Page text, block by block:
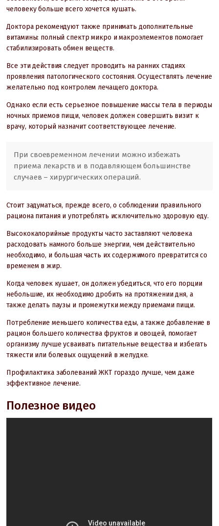
человеку больше всего хочется кушать.
Доктора рекомендуют также принимать дополнительные
витамины: полный спектр микро и макроэлементов помогает
стабилизировать обмен веществ.
Все эти действия следует проводить на ранних стадиях
проявления патологического состояния. Осуществлять лечение
желательно под контролем лечащего доктора.
Однако если есть серьезное повышение массы тела в периоды
ночных приемов пищи, человек должен совершить визит к
врачу, который назначит соответствующее лечение.
При своевременном лечении можно избежать
приема лекарств и в подавляющем большинстве
случаев – хирургических операций.
Стоит задуматься, прежде всего, о соблюдении правильного
рациона питания и употреблять исключительно здоровую еду.
Высококалорийные продукты часто заставляют человека
расходовать намного больше энергии, чем действительно
необходимо, и большая часть их содержимого превратится со
временем в жир.
Когда человек кушает, он должен убедиться, что его порции
небольшие, их необходимо дробить на протяжении дня, а
также делать паузы и промежутки между приемами пищи.
Потребление меньшего количества еды, а также добавление в
рацион большего количества фруктов и овощей, помогает
организму лучше усваивать питательные вещества и избегать
тяжести или болевых ощущений в желудке.
Профилактика заболеваний ЖКТ гораздо лучше, чем даже
эффективное лечение.
Полезное видео